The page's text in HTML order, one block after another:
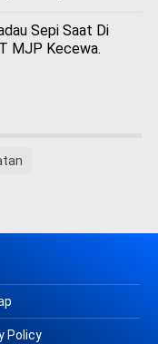
Sepi Saat Di
MJP Kecewa.
Policy